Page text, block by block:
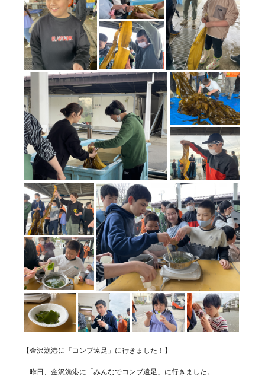
【金沢漁港に「コンブ遠足」に行きました！】
昨日、金沢漁港に「みんなでコンブ遠足」に行きました。